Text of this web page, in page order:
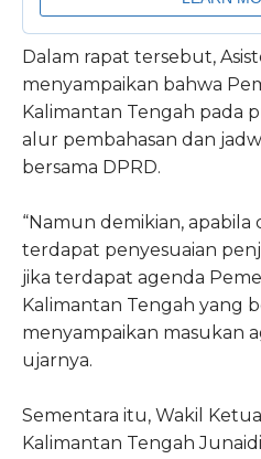
Dalam rapat tersebut,
menyampaikan bahwa
Kalimantan Tengah pada
alur pembahasan dan
bersama DPRD.
“Namun demikian, apabila
terdapat penyesuaian
jika terdapat agenda
Kalimantan Tengah yang
menyampaikan masukan
ujarnya.
Sementara itu, Wakil
Kalimantan Tengah